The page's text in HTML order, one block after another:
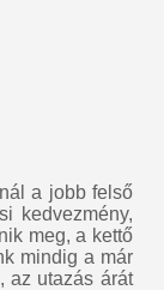
a jobb felső
kedvezmény,
meg, a kettő
mindig a már
az utazás árát